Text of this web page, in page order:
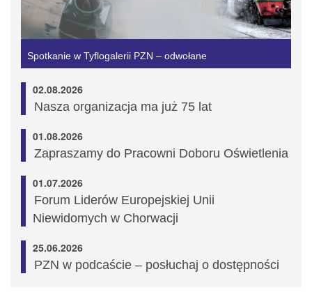
Spotkanie w Tyflogalerii PZN – odwołane
02.08.2026
Nasza organizacja ma już 75 lat
01.08.2026
Zapraszamy do Pracowni Doboru Oświetlenia
01.07.2026
Forum Liderów Europejskiej Unii
Niewidomych w Chorwacji
25.06.2026
PZN w podcaście – posłuchaj o dostępności